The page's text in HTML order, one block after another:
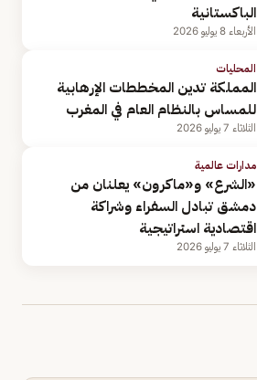
الباكستانية
الأربعاء 8 يوليو 2026
المحليات
المملكة تدين المخططات الإرهابية
للمساس بالنظام العام في المغرب
الثلاثاء 7 يوليو 2026
مدارات عالمية
«الشرع» و«ماكرون» يعلنان من
دمشق تبادل السفراء وشراكة
اقتصادية استراتيجية
الثلاثاء 7 يوليو 2026